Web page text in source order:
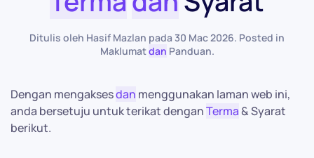
Ditulis oleh Hasif Mazlan pada 30 Mac 2026. Posted in
Maklumatdan Panduan.
Dengan mengaksesdan menggunakan laman web ini,
anda bersetuju untuk terikat denganTerma& Syarat
berikut.